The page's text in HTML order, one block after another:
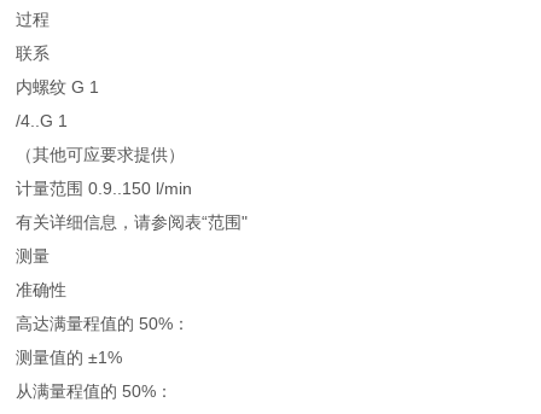
过程
联系
内螺纹 G 1
/4..G 1
（其他可应要求提供）
计量范围 0.9..150 l/min
有关详细信息，请参阅表“范围"
测量
准确性
高达满量程值的 50%：
测量值的 ±1%
从满量程值的 50%：